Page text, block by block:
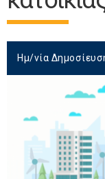
Ημ/νία